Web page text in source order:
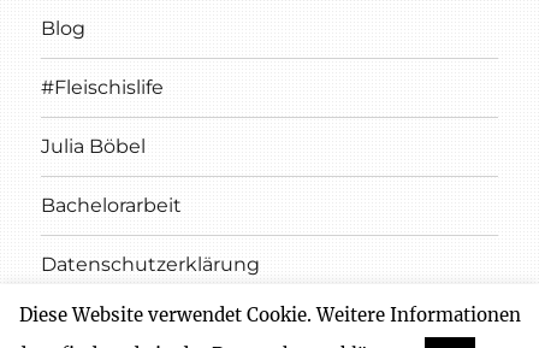
Blog
#Fleischislife
Julia Böbel
Bachelorarbeit
Datenschutzerklärung
Impressum
Diese Website verwendet Cookie. Weitere Informationen